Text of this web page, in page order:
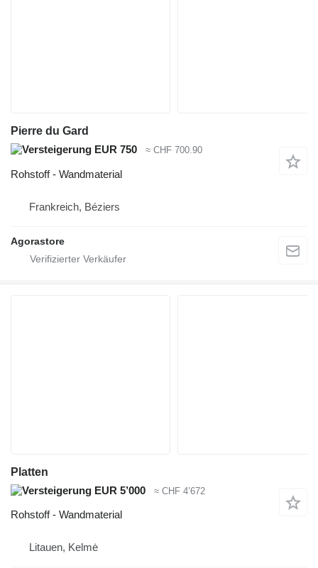
Pierre du Gard
EUR 750
≈ CHF 700.90
Rohstoff - Wandmaterial
Frankreich, Béziers
Agorastore
Platten
EUR 5’000
≈ CHF 4’672
Rohstoff - Wandmaterial
Litauen, Kelmė